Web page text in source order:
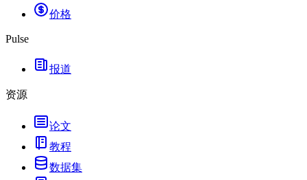
价格
Pulse
报道
资源
论文
教程
数据集